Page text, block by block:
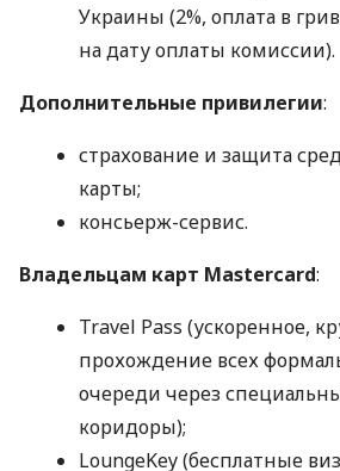
Украины (2%, оплата в
на дату оплаты комиссии).
Дополнительные привилегии:
страхование и защита
карты;
консьерж-сервис.
Владельцам карт Mastercard:
Travel Pass (ускоренное,
прохождение всех
очереди через
коридоры);
LoungeKey (бесплатные